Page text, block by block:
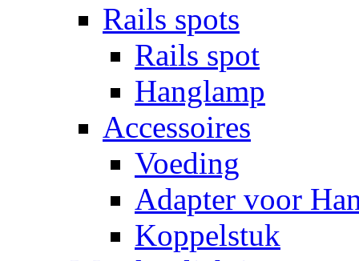
Rails spots
Rails spot
Hanglamp
Accessoires
Voeding
Adapter voor
Koppelstuk